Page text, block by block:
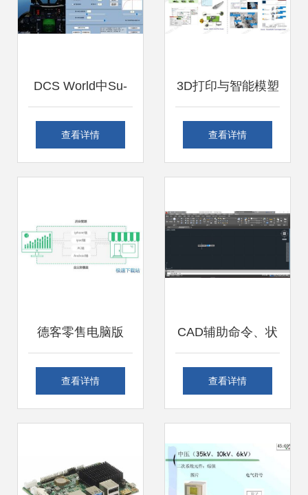
DCS World中Su-
25T键位设置指南
背景
查看详情
3D打印与智能模塑
成型技术 未来制造
售趋势
查看详情
德客零售电脑版
V2.0.9.5官方版 专
查看详情
CAD辅助命令、状
态栏功能与快捷键
查看详情